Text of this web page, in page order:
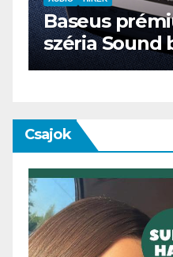
AUDIO IT MŰSZAKI
ENDORFY
Csajok